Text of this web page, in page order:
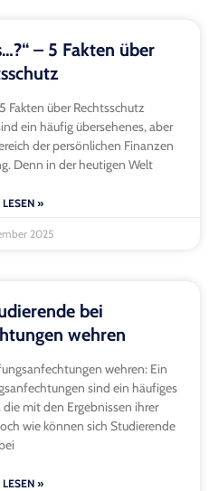
– 5 Fakten über
Fakten über Rechtsschutz
ein häufig übersehenes, aber
der persönlichen Finanzen
Denn in der heutigen Welt
»
2025
bei
wehren
wehren: Ein
sind ein häufiges
mit den Ergebnissen ihrer
wie können sich Studierende
bei
»